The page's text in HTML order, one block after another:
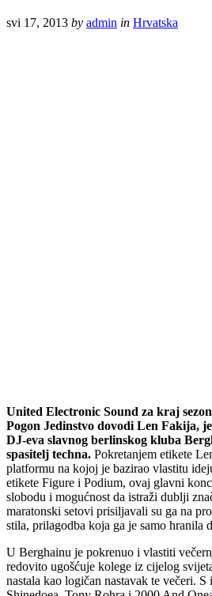
svi 17, 2013 by admin in Hrvatska
United Electronic Sound za kraj
Pogon Jedinstvo dovodi Len Fakija,
DJ-eva slavnog berlinskog kluba
spasitelj techna. Pokretanjem etikete
platformu na kojoj je bazirao vlastitu
etikete Figure i Podium, ovaj glavni
slobodu i mogućnost da istraži dublji
maratonski setovi prisiljavali su ga na
stila, prilagodba koja ga je samo hranila
U Berghainu je pokrenuo i vlastiti
redovito ugošćuje kolege iz cijelog
nastala kao logičan nastavak te večeri.